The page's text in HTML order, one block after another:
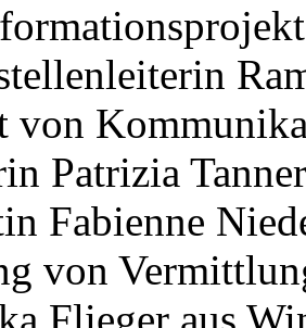
von
Patrizia
Fabienne
von
Flieger aus